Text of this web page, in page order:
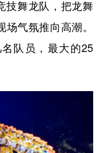
悦读
网 上市公司
山西
舞龙队，把龙舞
气氛推向高潮。
队员，最大的25